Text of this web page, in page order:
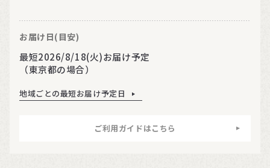
お届け日(目安)
最短2026/8/18(火)お届け予定
（東京都の場合）
地域ごとの最短お届け予定日
ご利用ガイドはこちら